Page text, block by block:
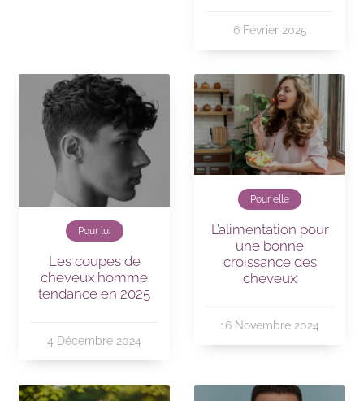
6 Février 2025
Pour lui
Les coupes de
cheveux homme
tendance en 2025
4 Décembre 2024
Pour elle
L’alimentation pour
une bonne
croissance des
cheveux
16 Novembre 2024